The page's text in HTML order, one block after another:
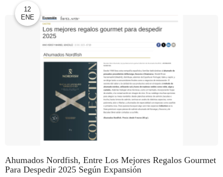
12
ENE
Ahumados Nordfish, Entre Los Mejores Regalos Gourmet
Para Despedir 2025 Según Expansión